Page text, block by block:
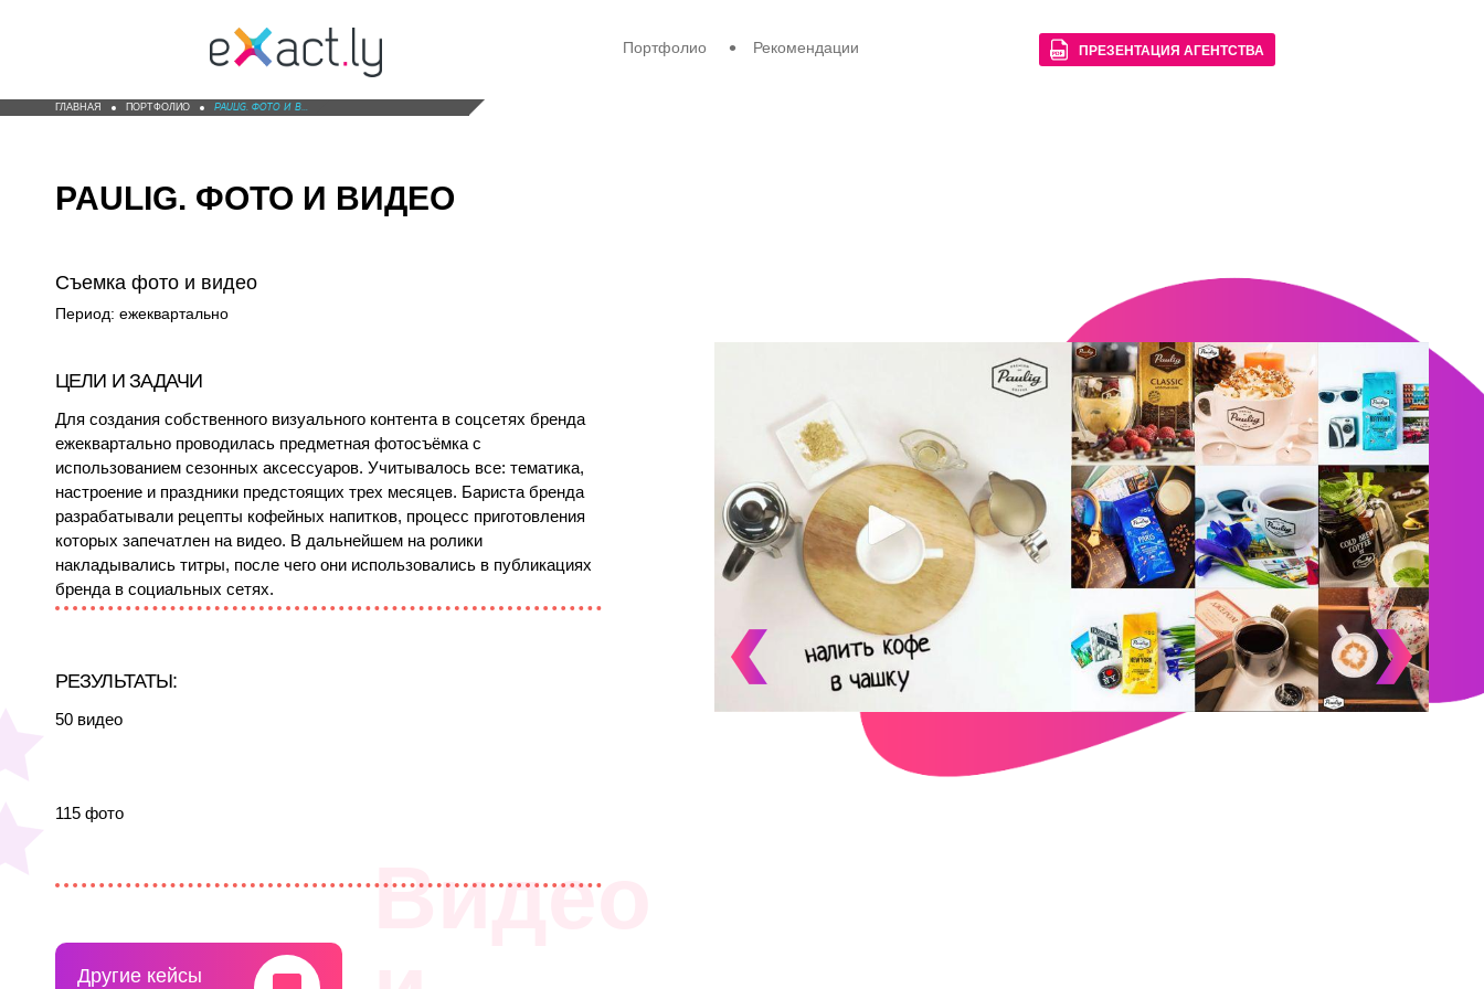
Портфолио Рекомендации ПРЕЗЕНТАЦИЯ АГЕНТСТВА
ГЛАВНАЯ ПОРТФОЛИО PAULIG. ФОТО И ВИДЕО
PAULIG. ФОТО И ВИДЕО
Съемка фото и видео
Период: ежеквартально
ЦЕЛИ И ЗАДАЧИ
Для создания собственного визуального контента в соцсетях бренда
ежеквартально проводилась предметная фотосъёмка с
использованием сезонных аксессуаров. Учитывалось все: тематика,
настроение и праздники предстоящих трех месяцев. Бариста бренда
разрабатывали рецепты кофейных напитков, процесс приготовления
которых запечатлен на видео. В дальнейшем на ролики
накладывались титры, после чего они использовались в публикациях
бренда в социальных сетях.
РЕЗУЛЬТАТЫ:
50 видео
115 фото
Другие кейсы
Видео